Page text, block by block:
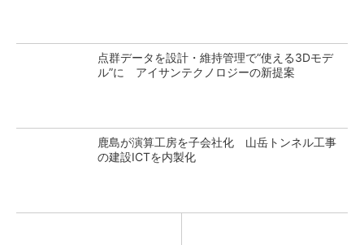
点群データを設計・維持管理で“使える3Dモデ
ル”に アイサンテクノロジーの新提案
鹿島が演算工房を子会社化 山岳トンネル工事
の建設ICTを内製化